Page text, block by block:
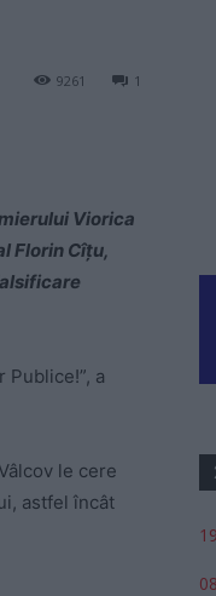
1
9261
Viorica
Florin Cîțu,
a
le cere
astfel încât